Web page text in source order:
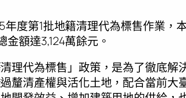
年度第1批地籍清理代為標售作業，
額達3,124萬餘元。
理代為標售」政策，是為了徹底解
釐清產權與活化土地，配合當前大